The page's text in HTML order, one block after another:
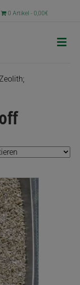
0 Artikel 0,00€
N
a